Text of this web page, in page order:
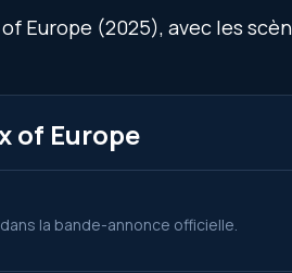
Europe (2025), avec les
of Europe
la bande-annonce officielle.